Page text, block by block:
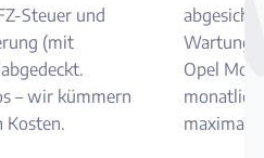
Steuer und
(mit
– wir kümmern
Kosten.
Opel
maximale